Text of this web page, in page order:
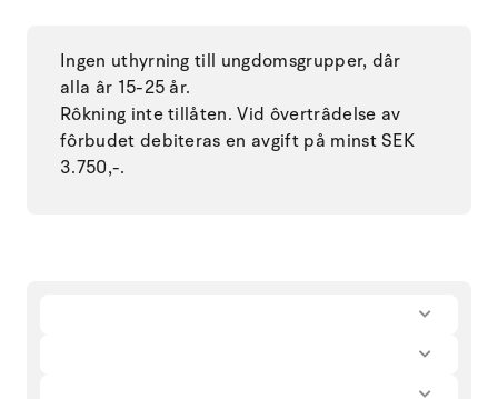
Ingen uthyrning till ungdomsgrupper, dâr
alla âr 15-25 år.
Rôkning inte tillåten. Vid ôvertrâdelse av
fôrbudet debiteras en avgift på minst SEK
3.750,-.